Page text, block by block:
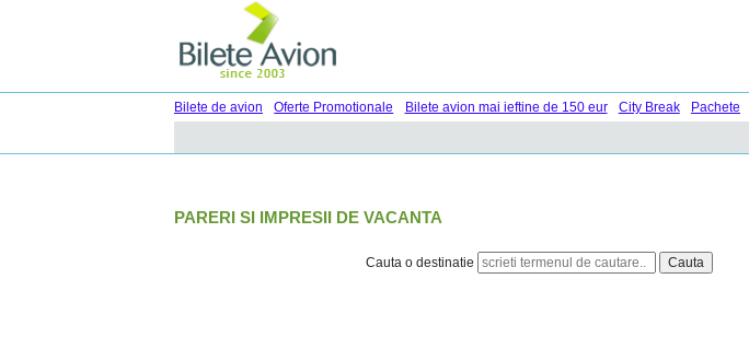
Bilete de avion
Oferte Promotionale Bilete avion mai ieftine de 150 eur City Break Pachete
PARERI SI IMPRESII DE VACANTA
Cauta o destinatie